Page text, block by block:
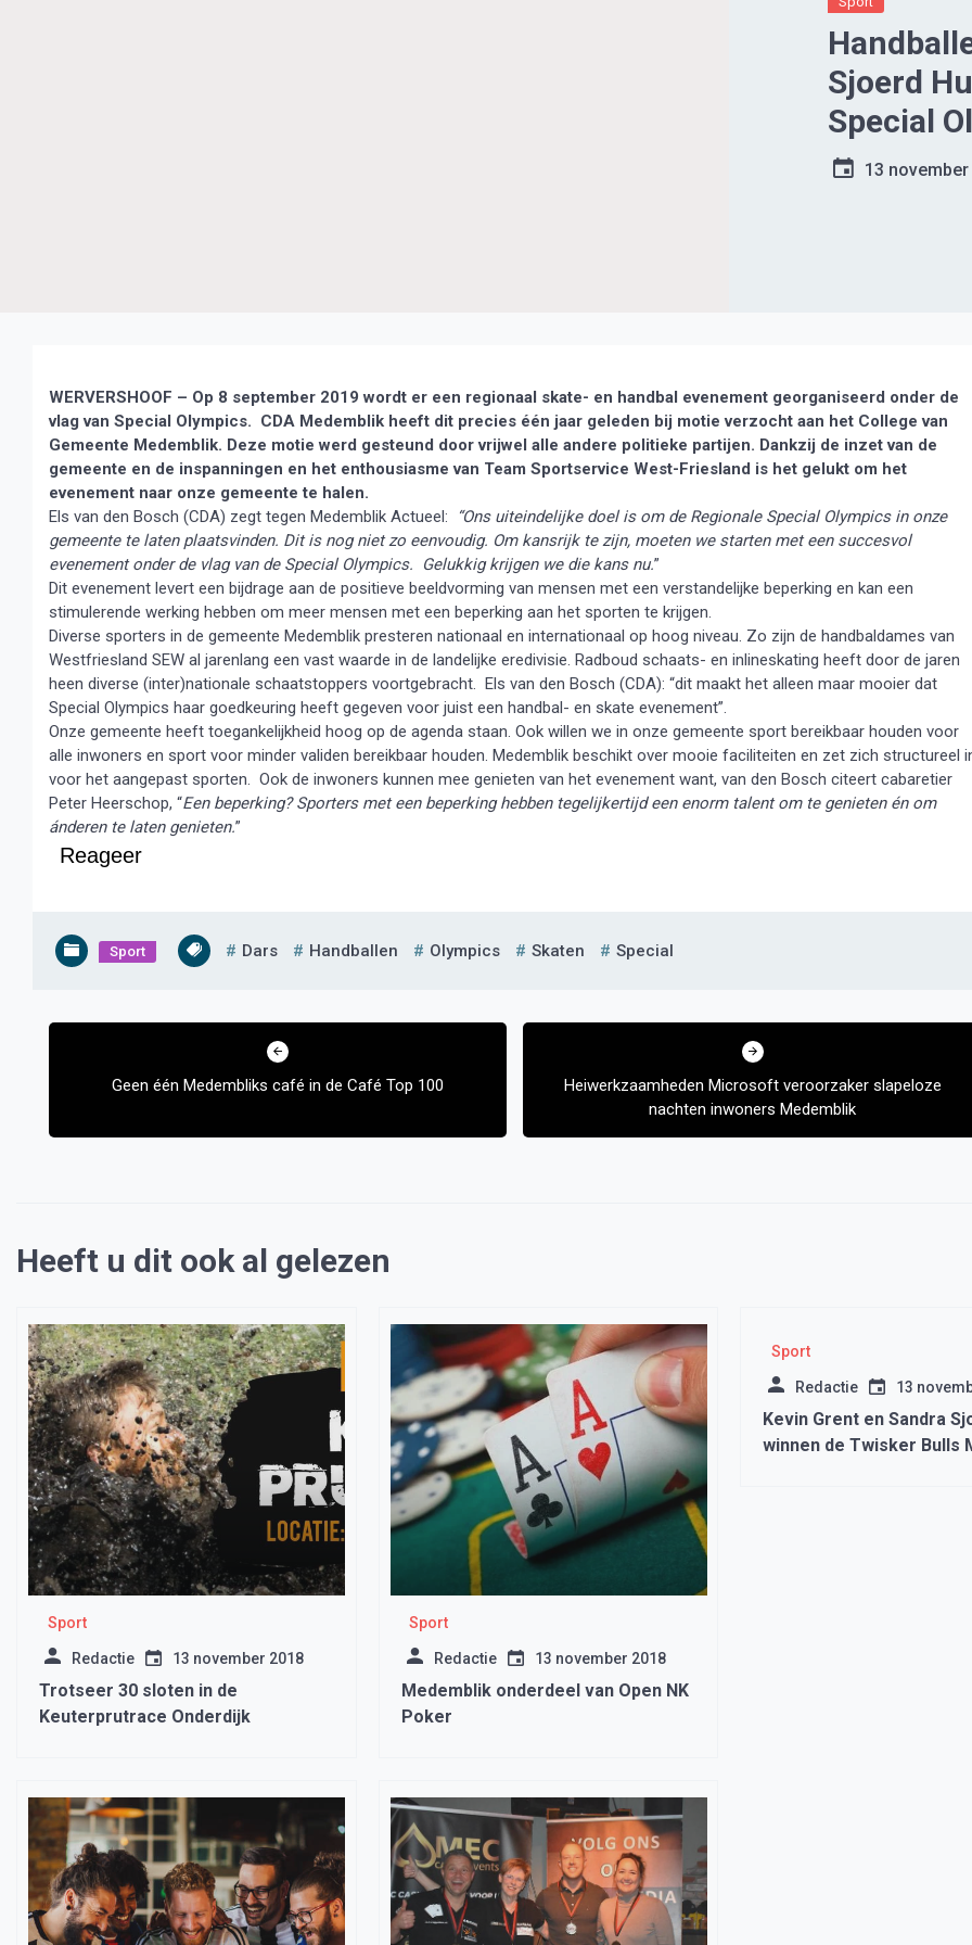
Sjoerd
Special
13
WERVERSHOOF – Op 8 september 2019 wordt er een regionaal skate- en handbal evenement georganiseerd onder de
vlag van Special Olympics. CDA Medemblik heeft dit precies één jaar geleden bij motie verzocht aan het College van
Gemeente Medemblik. Deze motie werd gesteund door vrijwel alle andere politieke partijen. Dankzij de inzet van de
gemeente en de inspanningen en het enthousiasme van Team Sportservice West-Friesland is het gelukt om het
evenement naar onze gemeente te halen.
Els van den Bosch (CDA) zegt tegen Medemblik Actueel:
“Ons uiteindelijke doel is om de Regionale Special Olympics in onze
gemeente te laten plaatsvinden. Dit is nog niet zo eenvoudig. Om kansrijk te zijn, moeten we starten met een succesvol
evenement onder de vlag van de Special Olympics. Gelukkig krijgen we die kans nu.”
Dit evenement levert een bijdrage aan de positieve beeldvorming van mensen met een verstandelijke beperking en kan een
stimulerende werking hebben om meer mensen met een beperking aan het sporten te krijgen.
Diverse sporters in de gemeente Medemblik presteren nationaal en internationaal op hoog niveau. Zo zijn de handbaldames van
Westfriesland SEW al jarenlang een vast waarde in de landelijke eredivisie. Radboud schaats- en inlineskating heeft door de jaren
heen diverse (inter)nationale schaatstoppers voortgebracht. Els van den Bosch (CDA): “dit maakt het alleen maar mooier dat
Special Olympics haar goedkeuring heeft gegeven voor juist een handbal- en skate evenement”.
Onze gemeente heeft toegankelijkheid hoog op de agenda staan. Ook willen we in onze gemeente sport bereikbaar houden voor
alle inwoners en sport voor minder validen bereikbaar houden. Medemblik beschikt over mooie faciliteiten en zet zich structureel
voor het aangepast sporten. Ook de inwoners kunnen mee genieten van het evenement want, van den Bosch citeert cabaretier
Peter Heerschop, “Een beperking? Sporters met een beperking hebben tegelijkertijd een enorm talent om te genieten én om
ánderen te laten genieten.”
Reageer
Sport Dars Handballen Olympics Skaten Special
Bericht
Geen één Medembliks café in de Café Top 100
Heiwerkzaamheden Microsoft veroorzaker slapeloze
nachten inwoners Medemblik
Heeft u dit ook al gelezen
Sport
Redactie 13 november 2018
Trotseer 30 sloten in de
Keuterprutrace Onderdijk
Sport
Redactie 13 november 2018
Medemblik onderdeel van Open NK
Poker
Sport
Redactie 13
Kevin Grent en Sandra
winnen de Twisker Bulls